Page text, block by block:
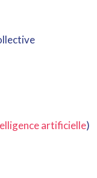
artificielle)